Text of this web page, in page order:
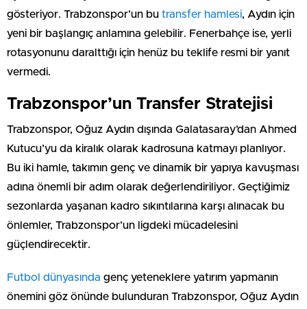
gösteriyor. Trabzonspor’un bu transfer hamlesi, Aydın için
yeni bir başlangıç anlamına gelebilir. Fenerbahçe ise, yerli
rotasyonunu daralttığı için henüz bu teklife resmi bir yanıt
vermedi.
Trabzonspor’un Transfer Stratejisi
Trabzonspor, Oğuz Aydın dışında Galatasaray’dan Ahmed
Kutucu’yu da kiralık olarak kadrosuna katmayı planlıyor.
Bu iki hamle, takımın genç ve dinamik bir yapıya kavuşması
adına önemli bir adım olarak değerlendiriliyor. Geçtiğimiz
sezonlarda yaşanan kadro sıkıntılarına karşı alınacak bu
önlemler, Trabzonspor’un ligdeki mücadelesini
güçlendirecektir.
Futbol dünyasında genç yeteneklere yatırım yapmanın
önemini göz önünde bulunduran Trabzonspor, Oğuz Aydın